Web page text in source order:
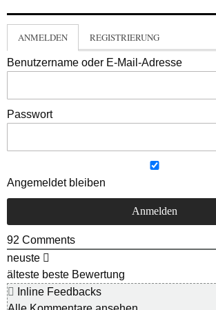
ANMELDEN REGISTRIERUNG
Benutzername oder E-Mail-Adresse
Passwort
Angemeldet bleiben
92 Comments
neuste
älteste beste Bewertung
Inline Feedbacks